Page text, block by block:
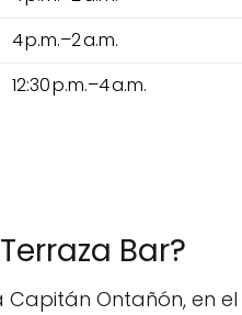
4 p.m.–2 a.m.
12:30 p.m.–4 a.m.
Bar?
Ontañón, en